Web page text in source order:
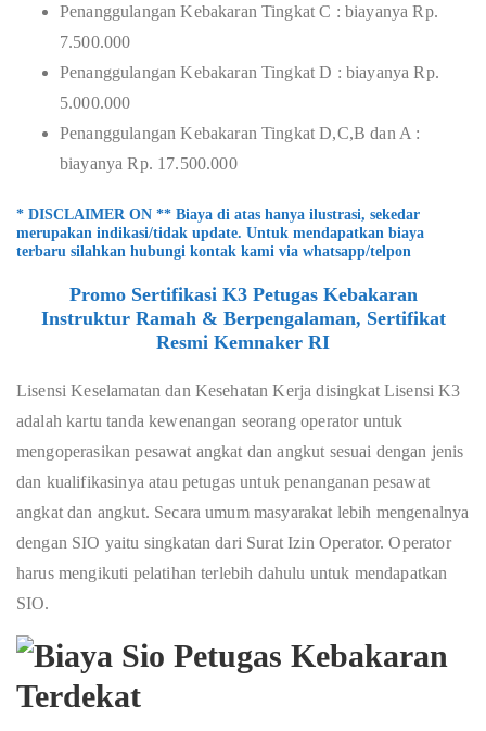
Penanggulangan Kebakaran Tingkat C : biayanya Rp.
7.500.000
Penanggulangan Kebakaran Tingkat D : biayanya Rp.
5.000.000
Penanggulangan Kebakaran Tingkat D,C,B dan A :
biayanya Rp. 17.500.000
* DISCLAIMER ON ** Biaya di atas hanya ilustrasi, sekedar
merupakan indikasi/tidak update. Untuk mendapatkan biaya
terbaru silahkan hubungi kontak kami via whatsapp/telpon
Promo Sertifikasi K3 Petugas Kebakaran
Instruktur Ramah & Berpengalaman, Sertifikat
Resmi Kemnaker RI
Lisensi Keselamatan dan Kesehatan Kerja disingkat Lisensi K3
adalah kartu tanda kewenangan seorang operator untuk
mengoperasikan pesawat angkat dan angkut sesuai dengan jenis
dan kualifikasinya atau petugas untuk penanganan pesawat
angkat dan angkut. Secara umum masyarakat lebih mengenalnya
dengan SIO yaitu singkatan dari Surat Izin Operator. Operator
harus mengikuti pelatihan terlebih dahulu untuk mendapatkan
SIO.